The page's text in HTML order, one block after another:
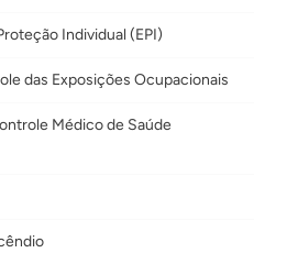
Individual (EPI)
das Exposições Ocupacionais
Médico de Saúde